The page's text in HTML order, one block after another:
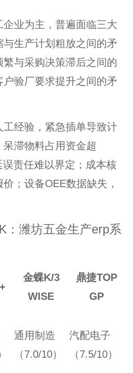
业为主，普遍面临三大
生产计划粗放之间的矛
与采购决策滞后之间的
验厂要求提升之间的矛
经验，紧急插单导致计
滞物料占用资金超
责任难以界定；成本核
；设备OEE数据缺失，
：潍坊五金生产erp系
金蝶K/3
WISE
鼎捷TOP
GP
通用制造
（7.0/10）
汽配电子
（7.5/10）